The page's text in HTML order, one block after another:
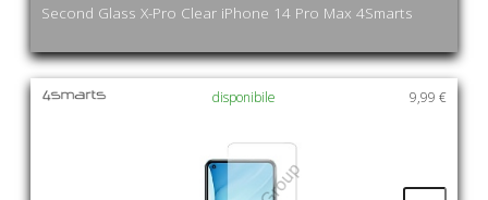
Second Glass X-Pro Clear iPhone 14 Pro Max 4Smarts
9,99 €
disponibile